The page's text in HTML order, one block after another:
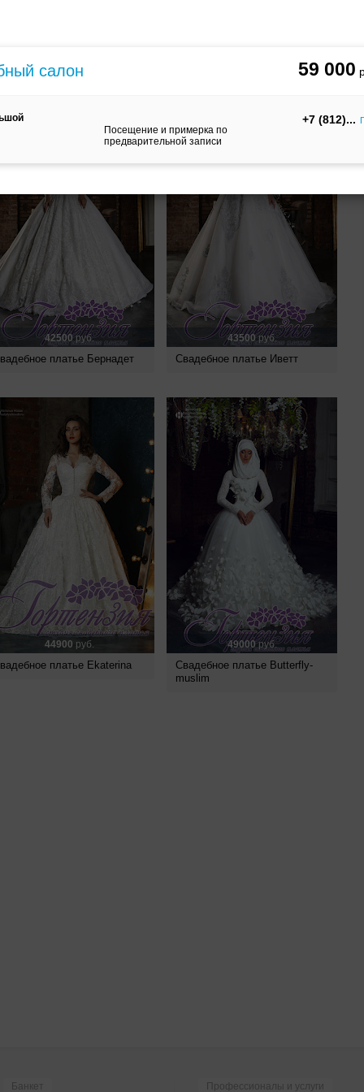
салон 59 000
Посещение и примерка по
предварительной записи
+7 (812)
42500руб.
платье Бернадет
43500руб.
Свадебное платье Иветт
44900 руб.
платье Ekaterina
49000руб.
Свадебное платье Butterfly-
muslim
Банкет Профессионалы и услуги